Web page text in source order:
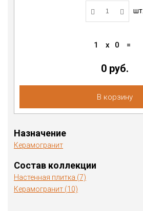
шт.
1 x 0 =
0 руб.
В корзину
Назначение
Керамогранит
Состав коллекции
Настенная плитка (7)
Керамогранит (10)